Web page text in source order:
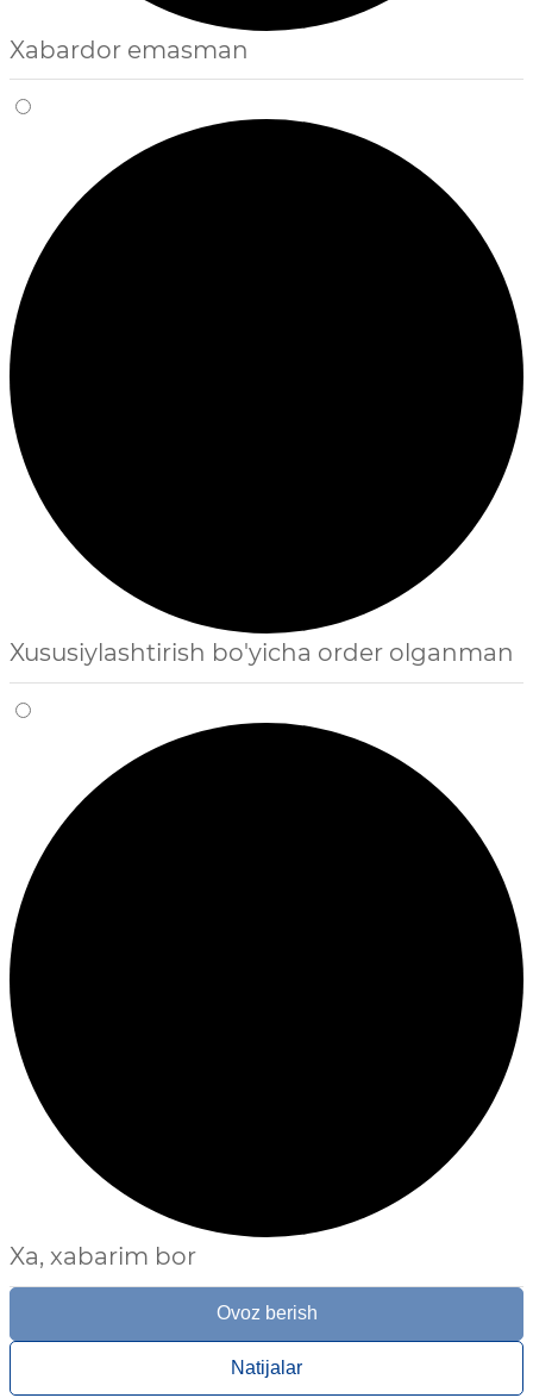
Xabardor emasman
Xususiylashtirish bo'yicha order olganman
Xa, xabarim bor
Ovoz berish
Natijalar